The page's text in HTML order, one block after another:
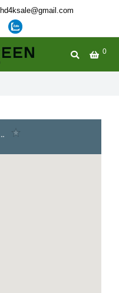
hd4ksale@gmail.com
0